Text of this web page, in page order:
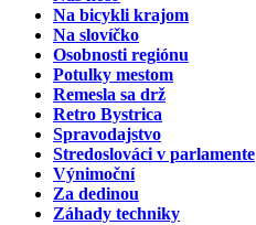
Na bicykli krajom
Na slovíčko
Osobnosti regiónu
Potulky mestom
Remesla sa drž
Retro Bystrica
Spravodajstvo
Stredoslováci v parlamente
Výnimoční
Za dedinou
Záhady techniky